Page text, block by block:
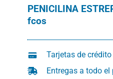
PENICILINA
fcos
Tarjetas de
Entregas a todo el